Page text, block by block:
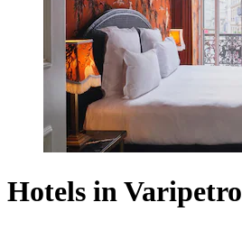
Hotels in Varipetro